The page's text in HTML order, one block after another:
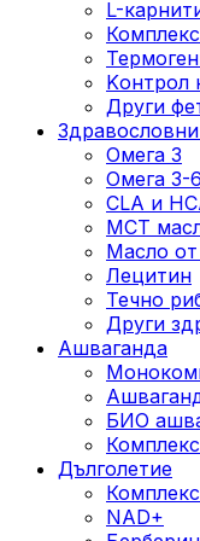
L-
Kонтрол
Други
Омега 3
Омега 3-
CLA и
МСТ
Масло
Лецитин
Течно
Други
Ашваганда
БИО
Дълголетие
NAD+